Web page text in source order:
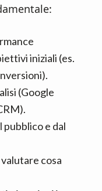
iniziali (es.
(Google
pubblico e dal
cosa